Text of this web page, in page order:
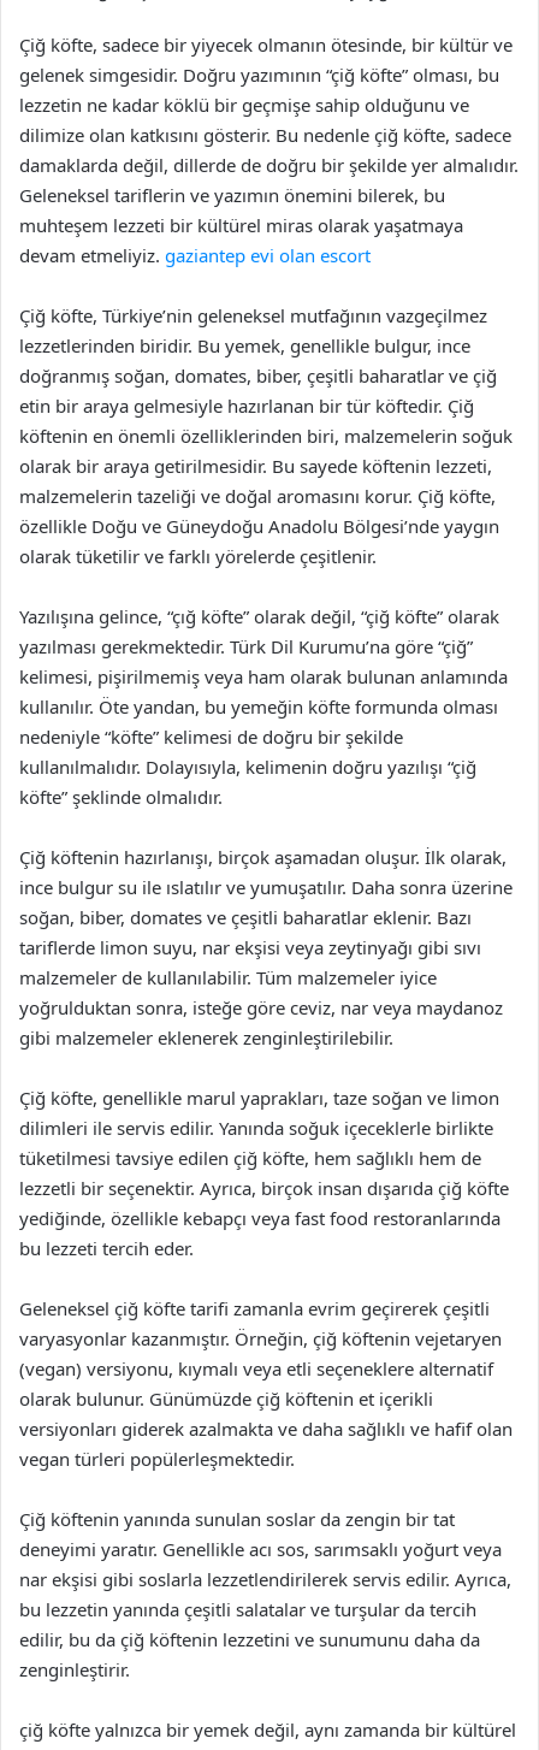
Çiğ köfte, sadece bir yiyecek olmanın ötesinde, bir kültür ve
gelenek simgesidir. Doğru yazımının “çiğ köfte” olması, bu
lezzetin ne kadar köklü bir geçmişe sahip olduğunu ve
dilimize olan katkısını gösterir. Bu nedenle çiğ köfte, sadece
damaklarda değil, dillerde de doğru bir şekilde yer almalıdır.
Geleneksel tariflerin ve yazımın önemini bilerek, bu
muhteşem lezzeti bir kültürel miras olarak yaşatmaya
devam etmeliyiz. gaziantep evi olan escort
Çiğ köfte, Türkiye’nin geleneksel mutfağının vazgeçilmez
lezzetlerinden biridir. Bu yemek, genellikle bulgur, ince
doğranmış soğan, domates, biber, çeşitli baharatlar ve çiğ
etin bir araya gelmesiyle hazırlanan bir tür köftedir. Çiğ
köftenin en önemli özelliklerinden biri, malzemelerin soğuk
olarak bir araya getirilmesidir. Bu sayede köftenin lezzeti,
malzemelerin tazeliği ve doğal aromasını korur. Çiğ köfte,
özellikle Doğu ve Güneydoğu Anadolu Bölgesi’nde yaygın
olarak tüketilir ve farklı yörelerde çeşitlenir.
Yazılışına gelince, “çığ köfte” olarak değil, “çiğ köfte” olarak
yazılması gerekmektedir. Türk Dil Kurumu’na göre “çiğ”
kelimesi, pişirilmemiş veya ham olarak bulunan anlamında
kullanılır. Öte yandan, bu yemeğin köfte formunda olması
nedeniyle “köfte” kelimesi de doğru bir şekilde
kullanılmalıdır. Dolayısıyla, kelimenin doğru yazılışı “çiğ
köfte” şeklinde olmalıdır.
Çiğ köftenin hazırlanışı, birçok aşamadan oluşur. İlk olarak,
ince bulgur su ile ıslatılır ve yumuşatılır. Daha sonra üzerine
soğan, biber, domates ve çeşitli baharatlar eklenir. Bazı
tariflerde limon suyu, nar ekşisi veya zeytinyağı gibi sıvı
malzemeler de kullanılabilir. Tüm malzemeler iyice
yoğrulduktan sonra, isteğe göre ceviz, nar veya maydanoz
gibi malzemeler eklenerek zenginleştirilebilir.
Çiğ köfte, genellikle marul yaprakları, taze soğan ve limon
dilimleri ile servis edilir. Yanında soğuk içeceklerle birlikte
tüketilmesi tavsiye edilen çiğ köfte, hem sağlıklı hem de
lezzetli bir seçenektir. Ayrıca, birçok insan dışarıda çiğ köfte
yediğinde, özellikle kebapçı veya fast food restoranlarında
bu lezzeti tercih eder.
Geleneksel çiğ köfte tarifi zamanla evrim geçirerek çeşitli
varyasyonlar kazanmıştır. Örneğin, çiğ köftenin vejetaryen
(vegan) versiyonu, kıymalı veya etli seçeneklere alternatif
olarak bulunur. Günümüzde çiğ köftenin et içerikli
versiyonları giderek azalmakta ve daha sağlıklı ve hafif olan
vegan türleri popülerleşmektedir.
Çiğ köftenin yanında sunulan soslar da zengin bir tat
deneyimi yaratır. Genellikle acı sos, sarımsaklı yoğurt veya
nar ekşisi gibi soslarla lezzetlendirilerek servis edilir. Ayrıca,
bu lezzetin yanında çeşitli salatalar ve turşular da tercih
edilir, bu da çiğ köftenin lezzetini ve sunumunu daha da
zenginleştirir.
çiğ köfte yalnızca bir yemek değil, aynı zamanda bir kültürel